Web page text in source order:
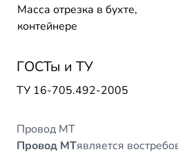
Масса отрезка в бухте,
контейнере
ГОСТы и ТУ
ТУ 16-705.492-2005
Провод МТ
Провод МТявляется